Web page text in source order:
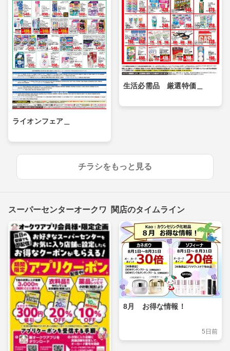
ライオンフェア＿
生活必需品 厳選特価＿
チラシをもっと見る
スーパーセンターオークワ 関店のタイムライン
8月 お得な情報！
5日前